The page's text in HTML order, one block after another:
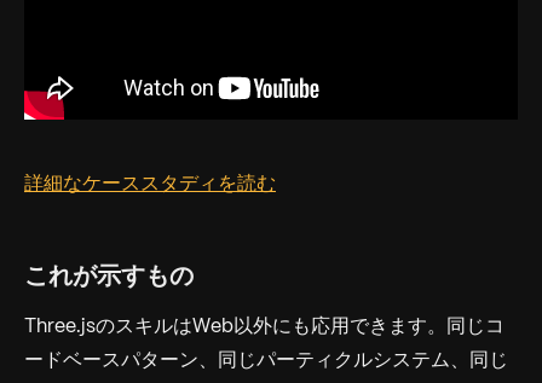
詳細なケーススタディを読む
これが示すもの
Three.jsのスキルはWeb以外にも応用できます。同じコ
ードベースパターン、同じパーティクルシステム、同じ